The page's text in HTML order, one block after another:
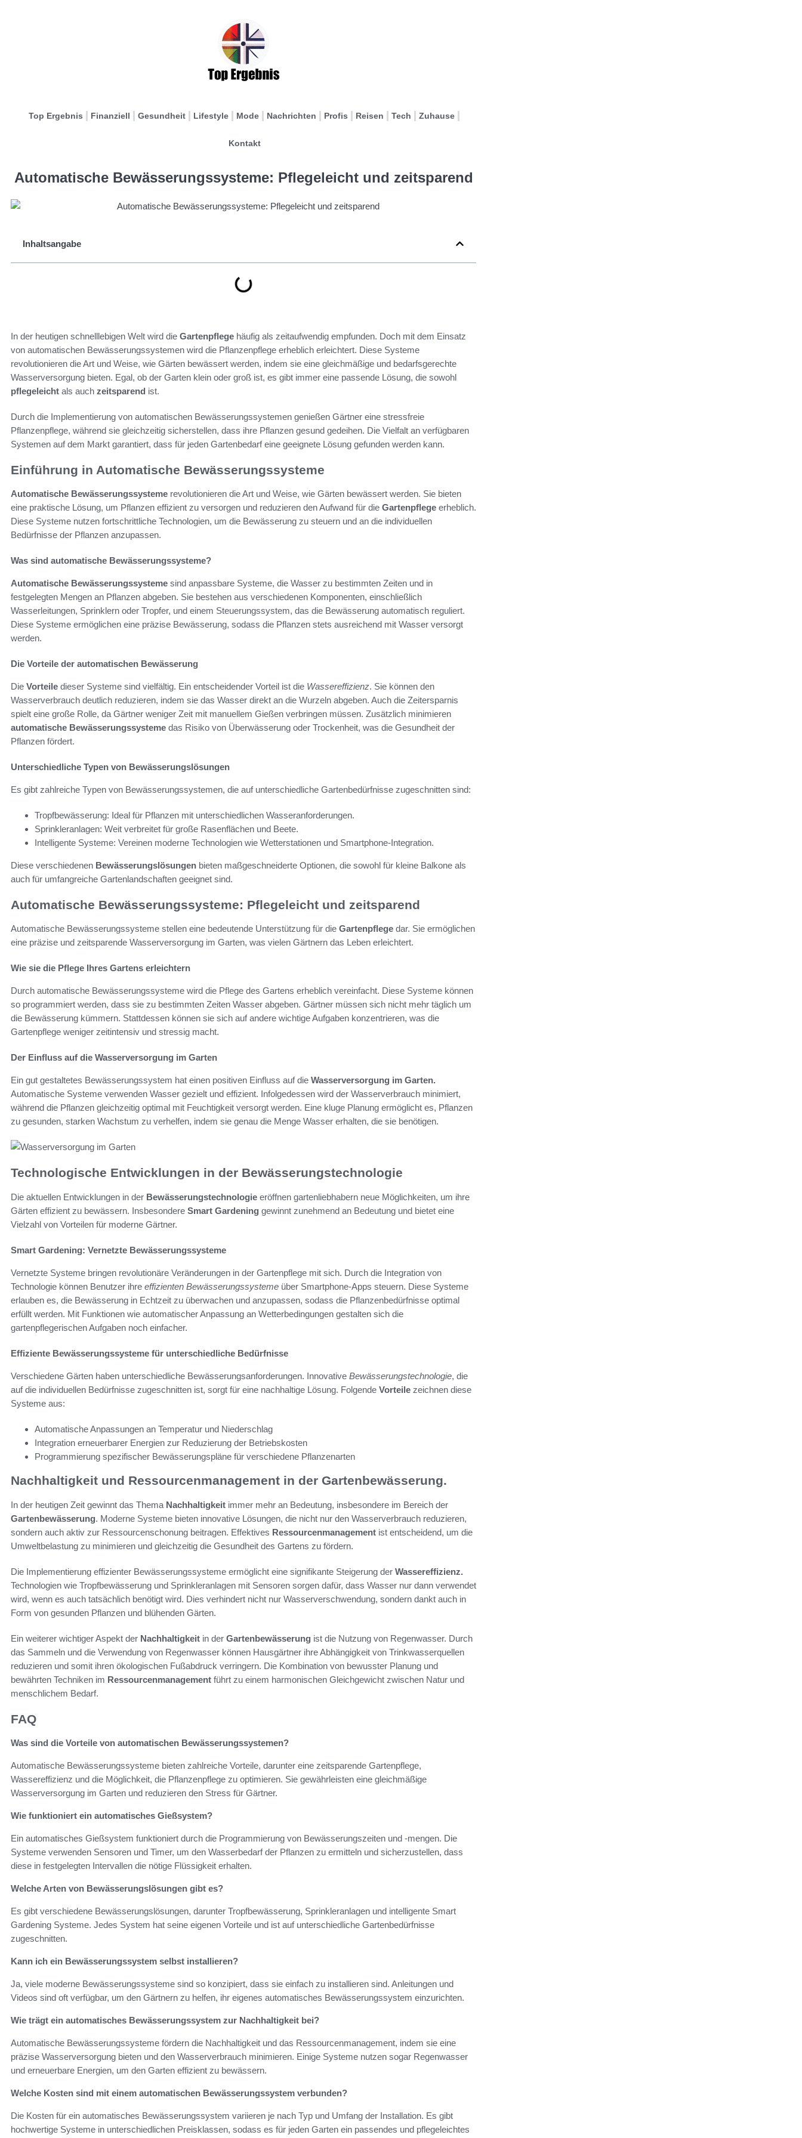
Top Ergebnis Finanziell Gesundheit Lifestyle Mode Nachrichten Profis Reisen Tech Zuhause
Kontakt
Automatische Bewässerungssysteme: Pflegeleicht und zeitsparend
Inhaltsangabe
In der heutigen schnelllebigen Welt wird die Gartenpflege häufig als zeitaufwendig empfunden. Doch mit dem Einsatz
von automatischen Bewässerungssystemen wird die Pflanzenpflege erheblich erleichtert. Diese Systeme
revolutionieren die Art und Weise, wie Gärten bewässert werden, indem sie eine gleichmäßige und bedarfsgerechte
Wasserversorgung bieten. Egal, ob der Garten klein oder groß ist, es gibt immer eine passende Lösung, die sowohl
pflegeleicht als auch zeitsparend ist.
Durch die Implementierung von automatischen Bewässerungssystemen genießen Gärtner eine stressfreie
Pflanzenpflege, während sie gleichzeitig sicherstellen, dass ihre Pflanzen gesund gedeihen. Die Vielfalt an verfügbaren
Systemen auf dem Markt garantiert, dass für jeden Gartenbedarf eine geeignete Lösung gefunden werden kann.
Einführung in Automatische Bewässerungssysteme
Automatische Bewässerungssysteme revolutionieren die Art und Weise, wie Gärten bewässert werden. Sie bieten
eine praktische Lösung, um Pflanzen effizient zu versorgen und reduzieren den Aufwand für die Gartenpflege erheblich.
Diese Systeme nutzen fortschrittliche Technologien, um die Bewässerung zu steuern und an die individuellen
Bedürfnisse der Pflanzen anzupassen.
Was sind automatische Bewässerungssysteme?
Automatische Bewässerungssysteme sind anpassbare Systeme, die Wasser zu bestimmten Zeiten und in
festgelegten Mengen an Pflanzen abgeben. Sie bestehen aus verschiedenen Komponenten, einschließlich
Wasserleitungen, Sprinklern oder Tropfer, und einem Steuerungssystem, das die Bewässerung automatisch reguliert.
Diese Systeme ermöglichen eine präzise Bewässerung, sodass die Pflanzen stets ausreichend mit Wasser versorgt
werden.
Die Vorteile der automatischen Bewässerung
Die Vorteile dieser Systeme sind vielfältig. Ein entscheidender Vorteil ist die Wassereffizienz. Sie können den
Wasserverbrauch deutlich reduzieren, indem sie das Wasser direkt an die Wurzeln abgeben. Auch die Zeitersparnis
spielt eine große Rolle, da Gärtner weniger Zeit mit manuellem Gießen verbringen müssen. Zusätzlich minimieren
automatische Bewässerungssysteme das Risiko von Überwässerung oder Trockenheit, was die Gesundheit der
Pflanzen fördert.
Unterschiedliche Typen von Bewässerungslösungen
Es gibt zahlreiche Typen von Bewässerungssystemen, die auf unterschiedliche Gartenbedürfnisse zugeschnitten sind:
Tropfbewässerung: Ideal für Pflanzen mit unterschiedlichen Wasseranforderungen.
Sprinkleranlagen: Weit verbreitet für große Rasenflächen und Beete.
Intelligente Systeme: Vereinen moderne Technologien wie Wetterstationen und Smartphone-Integration.
Diese verschiedenen Bewässerungslösungen bieten maßgeschneiderte Optionen, die sowohl für kleine Balkone als
auch für umfangreiche Gartenlandschaften geeignet sind.
Automatische Bewässerungssysteme: Pflegeleicht und zeitsparend
Automatische Bewässerungssysteme stellen eine bedeutende Unterstützung für die Gartenpflege dar. Sie ermöglichen
eine präzise und zeitsparende Wasserversorgung im Garten, was vielen Gärtnern das Leben erleichtert.
Wie sie die Pflege Ihres Gartens erleichtern
Durch automatische Bewässerungssysteme wird die Pflege des Gartens erheblich vereinfacht. Diese Systeme können
so programmiert werden, dass sie zu bestimmten Zeiten Wasser abgeben. Gärtner müssen sich nicht mehr täglich um
die Bewässerung kümmern. Stattdessen können sie sich auf andere wichtige Aufgaben konzentrieren, was die
Gartenpflege weniger zeitintensiv und stressig macht.
Der Einfluss auf die Wasserversorgung im Garten
Ein gut gestaltetes Bewässerungssystem hat einen positiven Einfluss auf die Wasserversorgung im Garten.
Automatische Systeme verwenden Wasser gezielt und effizient. Infolgedessen wird der Wasserverbrauch minimiert,
während die Pflanzen gleichzeitig optimal mit Feuchtigkeit versorgt werden. Eine kluge Planung ermöglicht es, Pflanzen
zu gesunden, starken Wachstum zu verhelfen, indem sie genau die Menge Wasser erhalten, die sie benötigen.
Technologische Entwicklungen in der Bewässerungstechnologie
Die aktuellen Entwicklungen in der Bewässerungstechnologie eröffnen gartenliebhabern neue Möglichkeiten, um ihre
Gärten effizient zu bewässern. Insbesondere Smart Gardening gewinnt zunehmend an Bedeutung und bietet eine
Vielzahl von Vorteilen für moderne Gärtner.
Smart Gardening: Vernetzte Bewässerungssysteme
Vernetzte Systeme bringen revolutionäre Veränderungen in der Gartenpflege mit sich. Durch die Integration von
Technologie können Benutzer ihre effizienten Bewässerungssysteme über Smartphone-Apps steuern. Diese Systeme
erlauben es, die Bewässerung in Echtzeit zu überwachen und anzupassen, sodass die Pflanzenbedürfnisse optimal
erfüllt werden. Mit Funktionen wie automatischer Anpassung an Wetterbedingungen gestalten sich die
gartenpflegerischen Aufgaben noch einfacher.
Effiziente Bewässerungssysteme für unterschiedliche Bedürfnisse
Verschiedene Gärten haben unterschiedliche Bewässerungsanforderungen. Innovative Bewässerungstechnologie, die
auf die individuellen Bedürfnisse zugeschnitten ist, sorgt für eine nachhaltige Lösung. Folgende Vorteile zeichnen diese
Systeme aus:
Automatische Anpassungen an Temperatur und Niederschlag
Integration erneuerbarer Energien zur Reduzierung der Betriebskosten
Programmierung spezifischer Bewässerungspläne für verschiedene Pflanzenarten
Nachhaltigkeit und Ressourcenmanagement in der Gartenbewässerung.
In der heutigen Zeit gewinnt das Thema Nachhaltigkeit immer mehr an Bedeutung, insbesondere im Bereich der
Gartenbewässerung. Moderne Systeme bieten innovative Lösungen, die nicht nur den Wasserverbrauch reduzieren,
sondern auch aktiv zur Ressourcenschonung beitragen. Effektives Ressourcenmanagement ist entscheidend, um die
Umweltbelastung zu minimieren und gleichzeitig die Gesundheit des Gartens zu fördern.
Die Implementierung effizienter Bewässerungssysteme ermöglicht eine signifikante Steigerung der Wassereffizienz.
Technologien wie Tropfbewässerung und Sprinkleranlagen mit Sensoren sorgen dafür, dass Wasser nur dann verwendet
wird, wenn es auch tatsächlich benötigt wird. Dies verhindert nicht nur Wasserverschwendung, sondern dankt auch in
Form von gesunden Pflanzen und blühenden Gärten.
Ein weiterer wichtiger Aspekt der Nachhaltigkeit in der Gartenbewässerung ist die Nutzung von Regenwasser. Durch
das Sammeln und die Verwendung von Regenwasser können Hausgärtner ihre Abhängigkeit von Trinkwasserquellen
reduzieren und somit ihren ökologischen Fußabdruck verringern. Die Kombination von bewusster Planung und
bewährten Techniken im Ressourcenmanagement führt zu einem harmonischen Gleichgewicht zwischen Natur und
menschlichem Bedarf.
FAQ
Was sind die Vorteile von automatischen Bewässerungssystemen?
Automatische Bewässerungssysteme bieten zahlreiche Vorteile, darunter eine zeitsparende Gartenpflege,
Wassereffizienz und die Möglichkeit, die Pflanzenpflege zu optimieren. Sie gewährleisten eine gleichmäßige
Wasserversorgung im Garten und reduzieren den Stress für Gärtner.
Wie funktioniert ein automatisches Gießsystem?
Ein automatisches Gießsystem funktioniert durch die Programmierung von Bewässerungszeiten und -mengen. Die
Systeme verwenden Sensoren und Timer, um den Wasserbedarf der Pflanzen zu ermitteln und sicherzustellen, dass
diese in festgelegten Intervallen die nötige Flüssigkeit erhalten.
Welche Arten von Bewässerungslösungen gibt es?
Es gibt verschiedene Bewässerungslösungen, darunter Tropfbewässerung, Sprinkleranlagen und intelligente Smart
Gardening Systeme. Jedes System hat seine eigenen Vorteile und ist auf unterschiedliche Gartenbedürfnisse
zugeschnitten.
Kann ich ein Bewässerungssystem selbst installieren?
Ja, viele moderne Bewässerungssysteme sind so konzipiert, dass sie einfach zu installieren sind. Anleitungen und
Videos sind oft verfügbar, um den Gärtnern zu helfen, ihr eigenes automatisches Bewässerungssystem einzurichten.
Wie trägt ein automatisches Bewässerungssystem zur Nachhaltigkeit bei?
Automatische Bewässerungssysteme fördern die Nachhaltigkeit und das Ressourcenmanagement, indem sie eine
präzise Wasserversorgung bieten und den Wasserverbrauch minimieren. Einige Systeme nutzen sogar Regenwasser
und erneuerbare Energien, um den Garten effizient zu bewässern.
Welche Kosten sind mit einem automatischen Bewässerungssystem verbunden?
Die Kosten für ein automatisches Bewässerungssystem variieren je nach Typ und Umfang der Installation. Es gibt
hochwertige Systeme in unterschiedlichen Preisklassen, sodass es für jeden Garten ein passendes und pflegeleichtes